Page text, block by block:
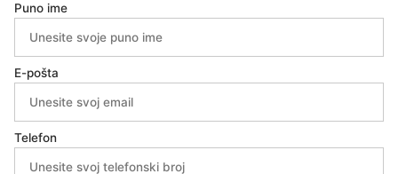
Puno ime
E-pošta
Telefon